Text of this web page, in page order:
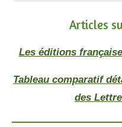
Articles
Les éditions
Tableau comparatif
des